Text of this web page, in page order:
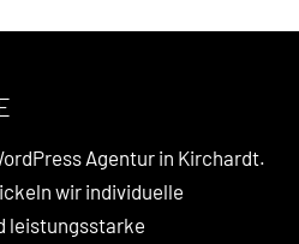
Agentur in Kirchardt.
wir individuelle
leistungsstarke